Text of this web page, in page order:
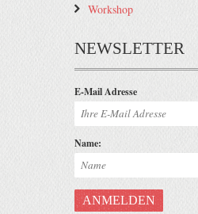
Workshop
NEWSLETTER
E-Mail Adresse
Name: